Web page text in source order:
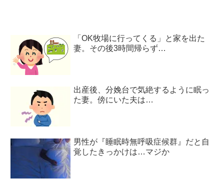
「OK牧場に行ってくる」と家を出た
妻。その後3時間帰らず…
出産後、分娩台で気絶するように眠っ
た妻。傍にいた夫は…
男性が『睡眠時無呼吸症候群』だと自
覚したきっかけは…マジか